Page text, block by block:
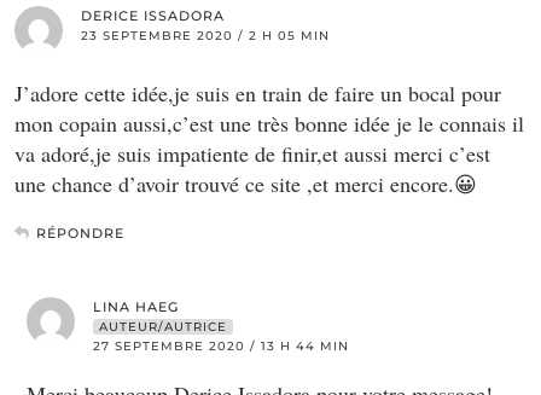
DERICE ISSADORA
23 SEPTEMBRE 2020 / 2 H 05 MIN
J’adore cette idée,je suis en train de faire un bocal pour
mon copain aussi,c’est une très bonne idée je le connais il
va adoré,je suis impatiente de finir,et aussi merci c’est
une chance d’avoir trouvé ce site ,et merci encore.😀
RÉPONDRE
LINA HAEG
AUTEUR/AUTRICE
27 SEPTEMBRE 2020 / 13 H 44 MIN